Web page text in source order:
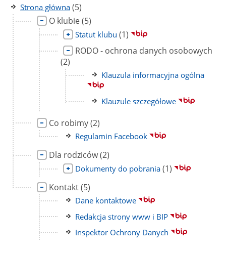
Strona główna liczba
podstron
(5)
Link
strony
O klubie liczba
podstron
(5)
Link
strony
Statut klubu liczba
(1)
Link
strony
RODO - ochrona danych osobowych
(2)
Link
do
strony
Klauzula informacyjna ogólna
Link
Klauzule szczegółowe
Link
do
Co robimy liczba
podstron
(2)
Link
strony
Regulamin Facebook
Link
strony
Dla rodziców liczba
podstron
(2)
Link
strony
Dokumenty do pobrania liczba
(1)
Link
do
Kontakt liczba
podstron
(5)
Link
strony
Dane kontaktowe
Link
strony
Redakcja strony www i BIP
Link
Inspektor Ochrony Danych